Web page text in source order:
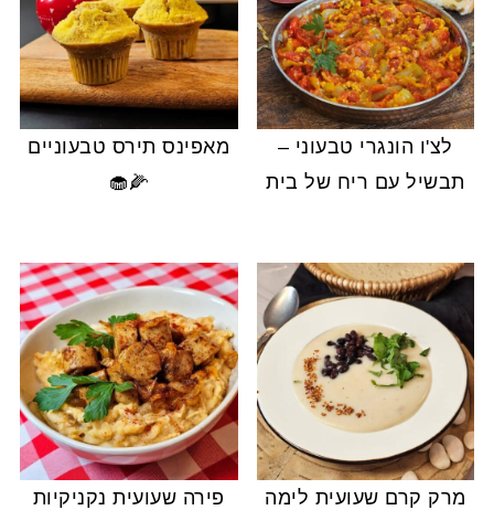
לצ'ו הונגרי טבעוני –
תבשיל עם ריח של בית
מאפינס תירס טבעוניים
🌽🧁
מרק קרם שעועית לימה
פירה שעועית נקניקיות